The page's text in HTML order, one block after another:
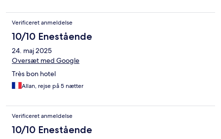
Verificeret anmeldelse
10/10 Enestående
24. maj 2025
Oversæt med Google
Très bon hotel
Allan, rejse på 5 nætter
Verificeret anmeldelse
10/10 Enestående